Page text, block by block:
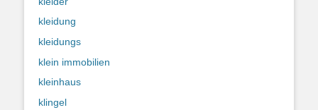
kleidung
kleidungs
klein immobilien
kleinhaus
klingel